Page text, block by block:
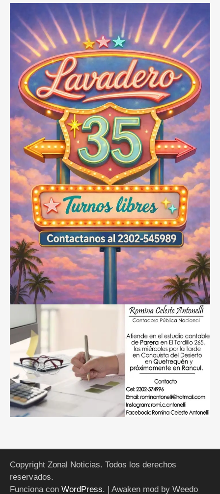
Copyright Zonal Noticias. Todos los derechos
reservados.
Funciona con WordPress. | Awaken mod by Weedo